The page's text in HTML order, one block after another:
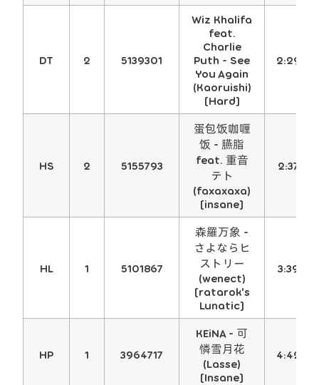
DT 2 5139301
Wiz Khalifa
feat.
Charlie
Puth - See
You Again
(Kaoruishi)
[Hard]
2:29
HS 2 5155793
蛋包饭咖喱
饭 - 臙脂
feat. 重音
テト
(faxaxaxa)
[insane]
2:37
HL 1 5101867
森羅万象 -
さよならヒ
ストリー
(wenect)
[ratarok's
Lunatic]
3:39
HP 1 3964717
KEiNA - 可
憐雪月花
(Lasse)
[Insane]
4:42